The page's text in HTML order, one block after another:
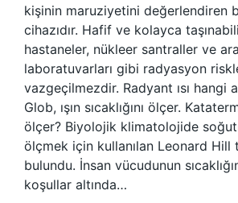
kişinin maruziyetini değerlendiren
cihazıdır. Hafif ve kolayca
hastaneler, nükleer santraller ve
laboratuvarları gibi radyasyon
vazgeçilmezdir. Radyant ısı hangi
Glob, ışın sıcaklığını ölçer.
ölçer? Biyolojik klimatolojide
ölçmek için kullanılan Leonard Hill
bulundu. İnsan vücudunun
koşullar altında…